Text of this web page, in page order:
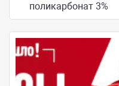
поликарбонат 3%